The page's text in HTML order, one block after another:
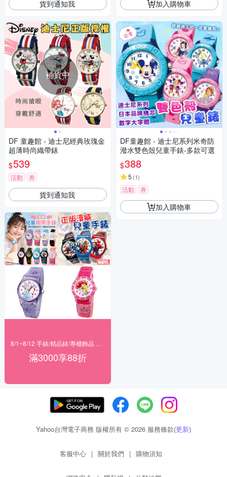
貨到通知我
補貨中
DF 童趣館 - 迪士尼經典玫瑰金
超薄時尚織帶錶
$539
活動 券
貨到通知我
滿3000享88折
加入購物車
DF童趣館 - 迪士尼系列米奇防
潑水雙色殼兒童手錶-多款可選
$388
5 (1)
活動 券
加入購物車
Yahoo台灣電子商務 版權所有 © 2026 服務條款(更新)
客服中心 | 關於我們 | 購物須知